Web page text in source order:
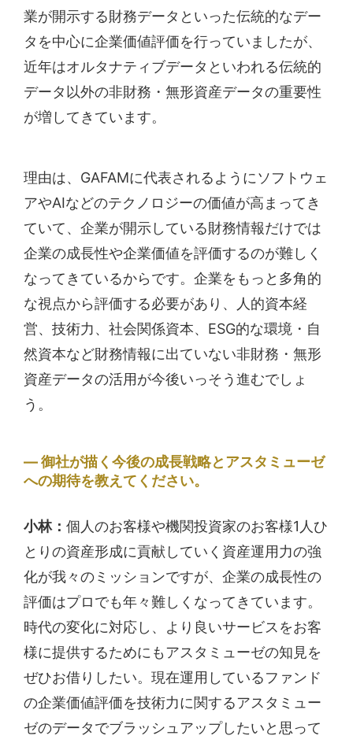
業が開示する財務データといった伝統的なデー
タを中心に企業価値評価を行っていましたが、
近年はオルタナティブデータといわれる伝統的
データ以外の非財務・無形資産データの重要性
が増してきています。
理由は、GAFAMに代表されるようにソフトウェ
アやAIなどのテクノロジーの価値が高まってき
ていて、企業が開示している財務情報だけでは
企業の成長性や企業価値を評価するのが難しく
なってきているからです。企業をもっと多角的
な視点から評価する必要があり、人的資本経
営、技術力、社会関係資本、ESG的な環境・自
然資本など財務情報に出ていない非財務・無形
資産データの活用が今後いっそう進むでしょ
う。
御社が描く今後の成長戦略とアスタミューゼ
への期待を教えてください。
小林： 個人のお客様や機関投資家のお客様1人ひ
とりの資産形成に貢献していく資産運用力の強
化が我々のミッションですが、企業の成長性の
評価はプロでも年々難しくなってきています。
時代の変化に対応し、より良いサービスをお客
様に提供するためにもアスタミューゼの知見を
ぜひお借りしたい。現在運用しているファンド
の企業価値評価を技術力に関するアスタミュー
ゼのデータでブラッシュアップしたいと思って